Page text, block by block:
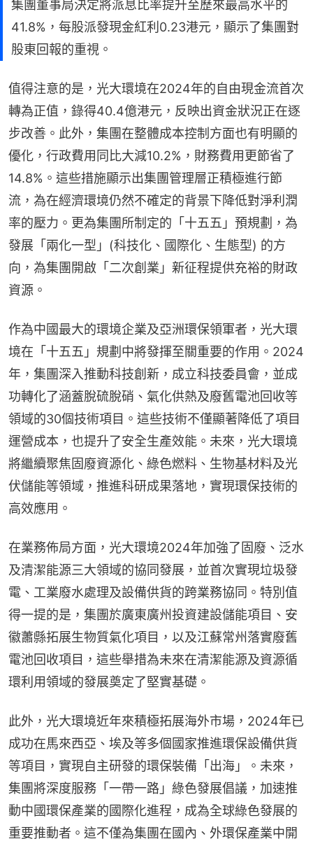
集團董事局決定將派息比率提升至歷來最高水平的
41.8%，每股派發現金紅利0.23港元，顯示了集團對
股東回報的重視。
值得注意的是，光大環境在2024年的自由現金流首次
轉為正值，錄得40.4億港元，反映出資金狀況正在逐
步改善。此外，集團在整體成本控制方面也有明顯的
優化，行政費用同比大減10.2%，財務費用更節省了
14.8%。這些措施顯示出集團管理層正積極進行節
流，為在經濟環境仍然不確定的背景下降低對淨利潤
率的壓力。更為集團所制定的「十五五」預規劃，為
發展「兩化一型」(科技化、國際化、生態型) 的方
向，為集團開啟「二次創業」新征程提供充裕的財政
資源。
作為中國最大的環境企業及亞洲環保領軍者，光大環
境在「十五五」規劃中將發揮至關重要的作用。2024
年，集團深入推動科技創新，成立科技委員會，並成
功轉化了涵蓋脫硫脫硝、氣化供熱及廢舊電池回收等
領域的30個技術項目。這些技術不僅顯著降低了項目
運營成本，也提升了安全生產效能。未來，光大環境
將繼續聚焦固廢資源化、綠色燃料、生物基材料及光
伏儲能等領域，推進科研成果落地，實現環保技術的
高效應用。
在業務佈局方面，光大環境2024年加強了固廢、泛水
及清潔能源三大領域的協同發展，並首次實現垃圾發
電、工業廢水處理及設備供貨的跨業務協同。特別值
得一提的是，集團於廣東廣州投資建設儲能項目、安
徽蕭縣拓展生物質氣化項目，以及江蘇常州落實廢舊
電池回收項目，這些舉措為未來在清潔能源及資源循
環利用領域的發展奠定了堅實基礎。
此外，光大環境近年來積極拓展海外市場，2024年已
成功在馬來西亞、埃及等多個國家推進環保設備供貨
等項目，實現自主研發的環保裝備「出海」。未來，
集團將深度服務「一帶一路」綠色發展倡議，加速推
動中國環保產業的國際化進程，成為全球綠色發展的
重要推動者。這不僅為集團在國內、外環保產業中開